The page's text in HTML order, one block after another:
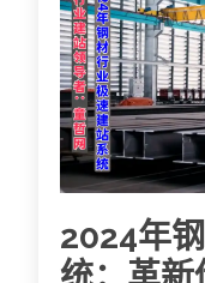
2024年